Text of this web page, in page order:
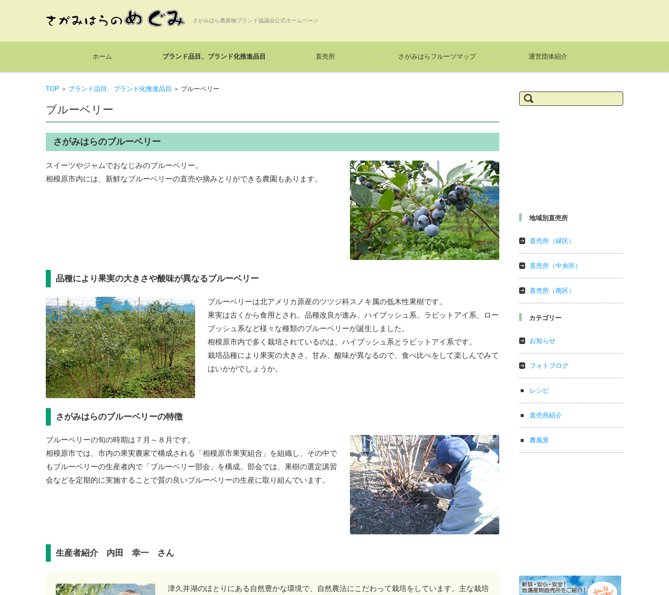
さがみはら農産物ブランド協議会公式ホームページ
コンテンツに移動
ホーム
ブランド品目、ブランド化推進品目 直売所 さがみはらフルーツマップ 運営団体紹介
TOP > ブランド品目、ブランド化推進品目 > ブルーベリー
ブルーベリー
さがみはらのブルーベリー
スイーツやジャムでおなじみのブルーベリー。
相模原市内には、新鮮なブルーベリーの直売や摘みとりができる農園もあります。
品種により果実の大きさや酸味が異なるブルーベリー
ブルーベリーは北アメリカ原産のツツジ科スノキ属の低木性果樹です。
果実は古くから食用とされ、品種改良が進み、ハイブッシュ系、ラビットアイ系、ロー
ブッシュ系など様々な種類のブルーベリーが誕生しました。
相模原市内で多く栽培されているのは、ハイブッシュ系とラビットアイ系です。
栽培品種により果実の大きさ、甘み、酸味が異なるので、食べ比べをして楽しんでみて
はいかがでしょうか。
さがみはらのブルーベリーの特徴
ブルーベリーの旬の時期は７月～８月です。
相模原市では、市内の果実農家で構成される「相模原市果実組合」を組織し、その中で
もブルーベリーの生産者内で「ブルーベリー部会」を構成。部会では、果樹の選定講習
会などを定期的に実施することで質の良いブルーベリーの生産に取り組んでいます。
生産者紹介 内田 幸一 さん
津久井湖のほとりにある自然豊かな環境で、自然農法にこだわって栽培をしています。主な栽培
検
索:
地域別直売所
直売所（緑区）
直売所（中央区）
直売所（南区）
カテゴリー
お知らせ
フォトブログ
レシピ
直売所紹介
農風景